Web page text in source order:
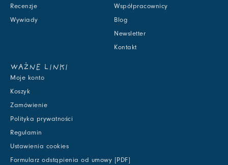
Recenzje
Wywiady
Współpracownicy
Blog
Newsletter
Kontakt
WAŻNE LINKI
Moje konto
Koszyk
Zamówienie
Polityka prywatności
Regulamin
Ustawienia cookies
Formularz odstąpienia od umowy [PDF]